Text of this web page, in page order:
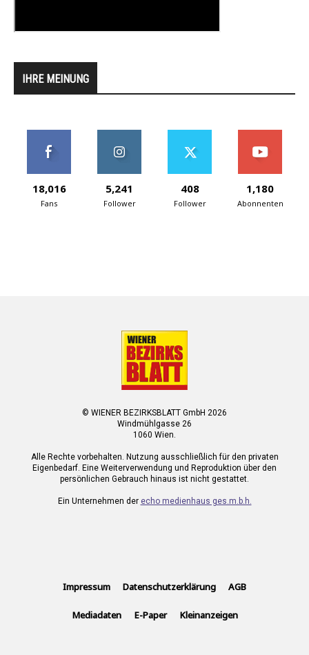
IHRE MEINUNG
18,016
Fans
5,241
Follower
408
Follower
1,180
Abonnenten
© WIENER BEZIRKSBLATT GmbH 2026
Windmühlgasse 26
1060 Wien.
Alle Rechte vorbehalten. Nutzung ausschließlich für den privaten
Eigenbedarf. Eine Weiterverwendung und Reproduktion über den
persönlichen Gebrauch hinaus ist nicht gestattet.
Ein Unternehmen der echo medienhaus ges.m.b.h.
Impressum Datenschutzerklärung AGB
Mediadaten E-Paper Kleinanzeigen